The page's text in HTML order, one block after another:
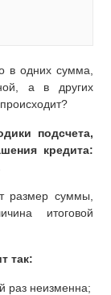
в одних сумма,
а в других
подсчета,
кредита:
размер суммы,
итоговой
так:
раз неизменна;